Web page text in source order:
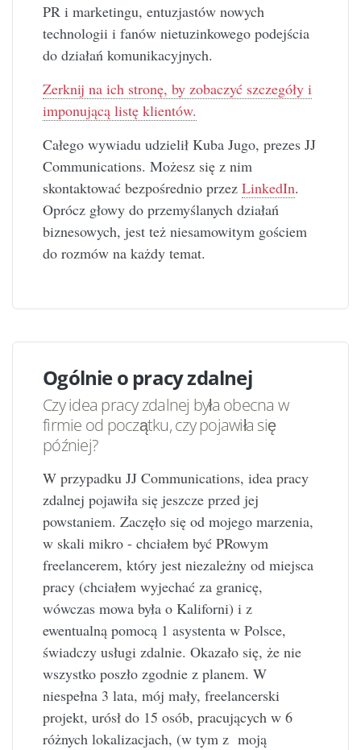
PR i marketingu, entuzjastów nowych
technologii i fanów nietuzinkowego podejścia
do działań komunikacyjnych.
Zerknij na ich stronę, by zobaczyć szczegóły i
imponującą listę klientów.
Całego wywiadu udzielił Kuba Jugo, prezes JJ
Communications. Możesz się z nim
skontaktować bezpośrednio przezLinkedIn.
Oprócz głowy do przemyślanych działań
biznesowych, jest też niesamowitym gościem
do rozmów na każdy temat.
Ogólnie o pracy zdalnej
Czy idea pracy zdalnej była obecna w
firmie od początku, czy pojawiła się
później?
W przypadku JJ Communications, idea pracy
zdalnej pojawiła się jeszcze przed jej
powstaniem. Zaczęło się od mojego marzenia,
w skali mikro - chciałem być PRowym
freelancerem, który jest niezależny od miejsca
pracy (chciałem wyjechać za granicę,
wówczas mowa była o Kaliforni) i z
ewentualną pomocą 1 asystenta w Polsce,
świadczy usługi zdalnie. Okazało się, że nie
wszystko poszło zgodnie z planem. W
niespełna 3 lata, mój mały, freelancerski
projekt, urósł do 15 osób, pracujących w 6
różnych lokalizacjach, (w tym z moją